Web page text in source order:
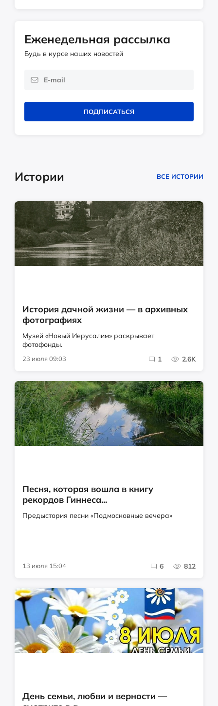
Еженедельная рассылка
Будь в курсе наших новостей
ПОДПИСАТЬСЯ
Истории ВСЕ ИСТОРИИ
История дачной жизни — в архивных
фотографиях
Музей «Новый Иерусалим» раскрывает
фотофонды.
23 июля 09:03 1 2.6K
Песня, которая вошла в книгу
рекордов Гиннеса...
Предыстория песни «Подмосковные вечера»
13 июля 15:04 6 812
День семьи, любви и верности —